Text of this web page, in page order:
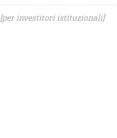
[per investitori istituzionali]